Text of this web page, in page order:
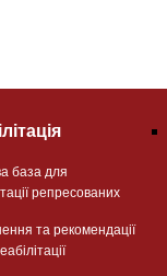
база для
репресованих
та рекомендації